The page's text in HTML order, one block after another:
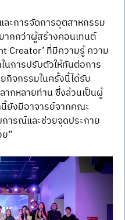
ะการจัดการอุตสาหกรรม
กกว่าผู้สร้างคอนเทนต์
Creator’ ที่มีความรู้ ความ
นการปรับตัวให้ทันต่อการ
กิจกรรมในครั้งนี้ได้รับ
กหลายท่าน ซึ่งล้วนเป็นผู้
ยังมีอาจารย์จากคณะ
ารณ์และช่วยจุดประกาย
”